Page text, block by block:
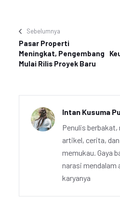
Sebelumnya
Pasar Properti
Meningkat, Pengembang
Mulai Rilis Proyek Baru
Intan Kusuma
Penulis
artikel, cerita,
memukau. Gaya
narasi mendalam
karyanya